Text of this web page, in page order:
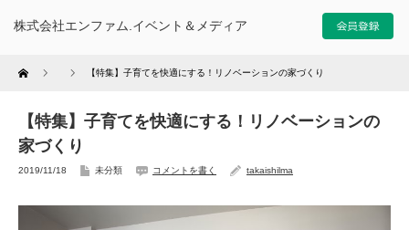
株式会社エンファム.イベント＆メディア
Home 【特集】子育てを快適にする！リノベーションの家づくり
【特集】子育てを快適にする！リノベーションの
家づくり
2019/11/18 未分類 コメントを書く takaishilma